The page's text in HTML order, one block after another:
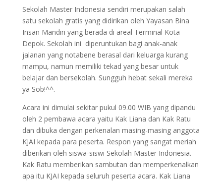
Sekolah Master Indonesia sendiri merupakan salah
satu sekolah gratis yang didirikan oleh Yayasan Bina
Insan Mandiri yang berada di areal Terminal Kota
Depok. Sekolah ini diperuntukan bagi anak-anak
jalanan yang notabene berasal dari keluarga kurang
mampu, namun memiliki tekad yang besar untuk
belajar dan bersekolah. Sungguh hebat sekali mereka
ya Sob!^^.
Acara ini dimulai sekitar pukul 09.00 WIB yang dipandu
oleh 2 pembawa acara yaitu Kak Liana dan Kak Ratu
dan dibuka dengan perkenalan masing-masing anggota
KJAI kepada para peserta. Respon yang sangat meriah
diberikan oleh siswa-siswi Sekolah Master Indonesia.
Kak Ratu memberikan sambutan dan memperkenalkan
apa itu KJAI kepada seluruh peserta acara. Kak Liana